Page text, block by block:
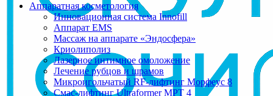
Аппаратная косметология
Инновационная система Innofill
Аппарат EMS
Массаж на аппарате «Эндосфера»
Криолиполиз
Лазерное интимное омоложение
Лечение рубцов и шрамов
Микроигольчатый RF-лифтинг Морфеус 8
Смас-лифтинг Ultraformer MPT 4